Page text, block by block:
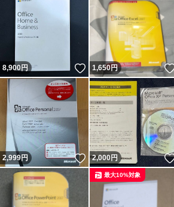
8,900円 いいね！
1,650円
2,999円 いいね！
2,000円
最大10%対象